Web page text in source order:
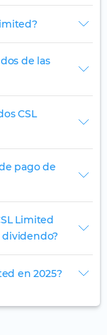
de las
CSL
pago de
Limited
en 2025?